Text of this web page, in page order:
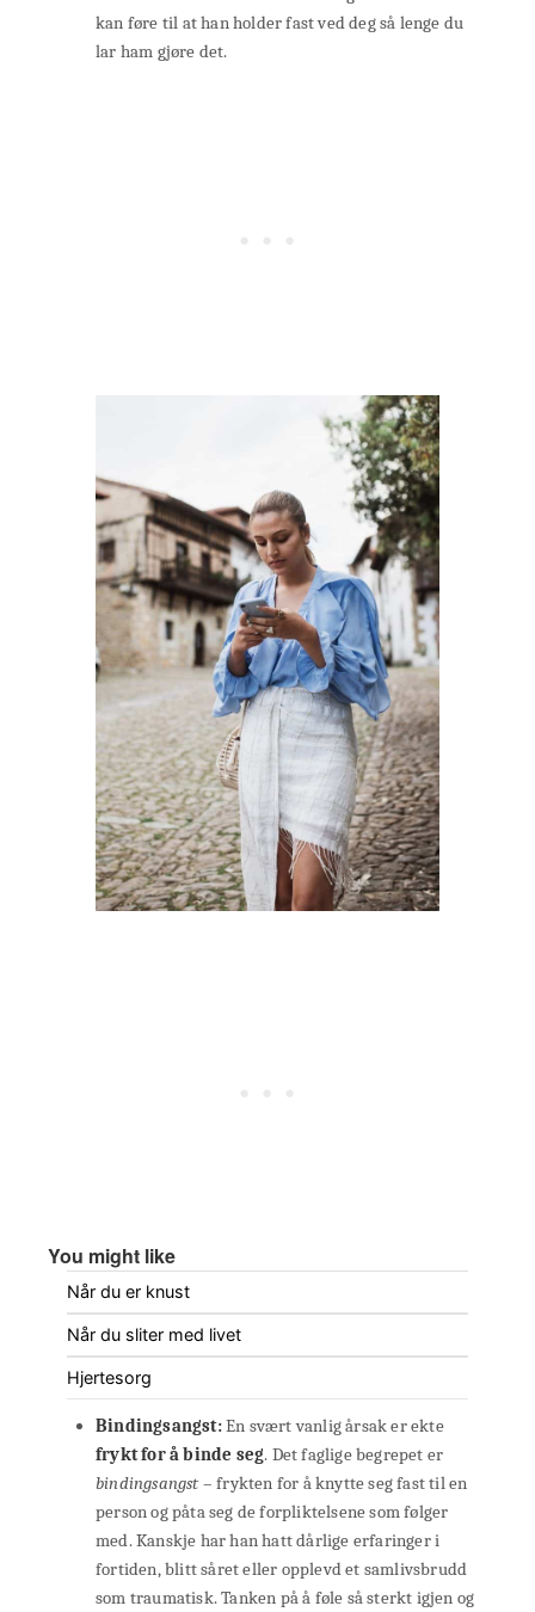
kan føre til at han holder fast ved deg så lenge du
lar ham gjøre det.
You might like
Når du er knust
Når du sliter med livet
Hjertesorg
Bindingsangst:En svært vanlig årsak er ekte
frykt for å binde seg. Det faglige begrepet er
bindingsangst– frykten for å knytte seg fast til en
person og påta seg de forpliktelsene som følger
med. Kanskje har han hatt dårlige erfaringer i
fortiden, blitt såret eller opplevd et samlivsbrudd
som traumatisk. Tanken på å føle så sterkt igjen og